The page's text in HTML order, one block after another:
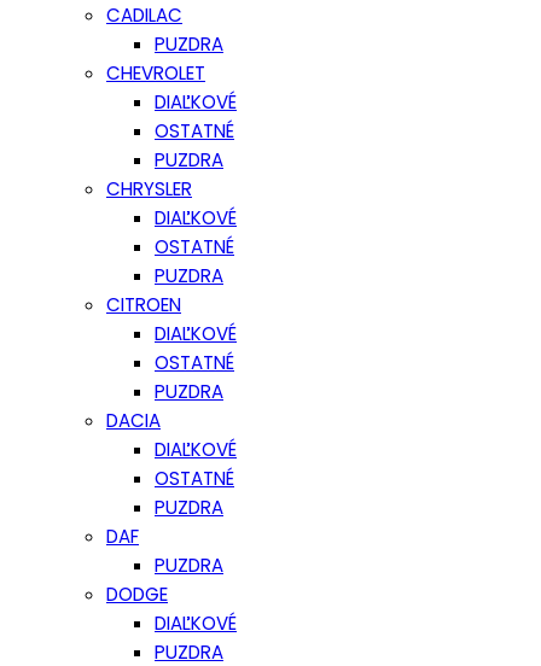
CADILAC
PUZDRA
CHEVROLET
DIAĽKOVÉ
OSTATNÉ
PUZDRA
CHRYSLER
DIAĽKOVÉ
OSTATNÉ
PUZDRA
CITROEN
DIAĽKOVÉ
OSTATNÉ
PUZDRA
DACIA
DIAĽKOVÉ
OSTATNÉ
PUZDRA
DAF
PUZDRA
DODGE
DIAĽKOVÉ
PUZDRA